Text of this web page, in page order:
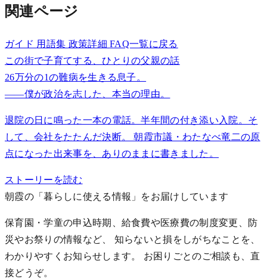
関連ページ
ガイド 用語集 政策詳細FAQ一覧に戻る
この街で子育てする、ひとりの父親の話
26万分の1の難病を生きる息子。
——僕が政治を志した、本当の理由。
退院の日に鳴った一本の電話。半年間の付き添い入院。そ
して、会社をたたんだ決断。 朝霞市議・わたなべ竜二の原
点になった出来事を、ありのままに書きました。
ストーリーを読む
朝霞の「暮らしに使える情報」をお届けしています
保育園・学童の申込時期、給食費や医療費の制度変更、防
災やお祭りの情報など、 知らないと損をしがちなことを、
わかりやすくお知らせします。 お困りごとのご相談も、直
接どうぞ。